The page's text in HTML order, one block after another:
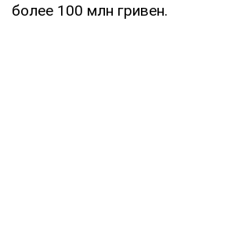
более 100 млн гривен.